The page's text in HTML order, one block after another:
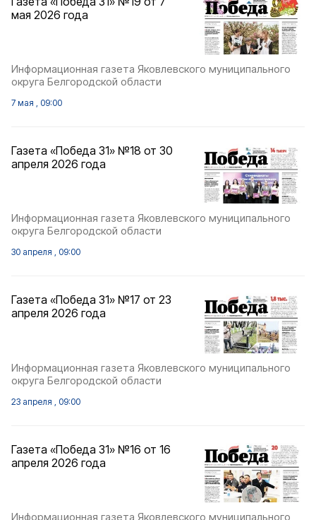
мая 2026 года
Информационная газета Яковлевского муниципального
округа Белгородской области
7 мая , 09:00
Газета «Победа 31» №18 от 30
апреля 2026 года
Информационная газета Яковлевского муниципального
округа Белгородской области
30 апреля , 09:00
Газета «Победа 31» №17 от 23
апреля 2026 года
Информационная газета Яковлевского муниципального
округа Белгородской области
23 апреля , 09:00
Газета «Победа 31» №16 от 16
апреля 2026 года
Информационная газета Яковлевского муниципального